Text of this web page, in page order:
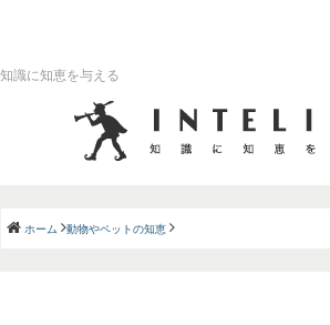
知識に知恵を与える
ホーム 動物やペットの知恵